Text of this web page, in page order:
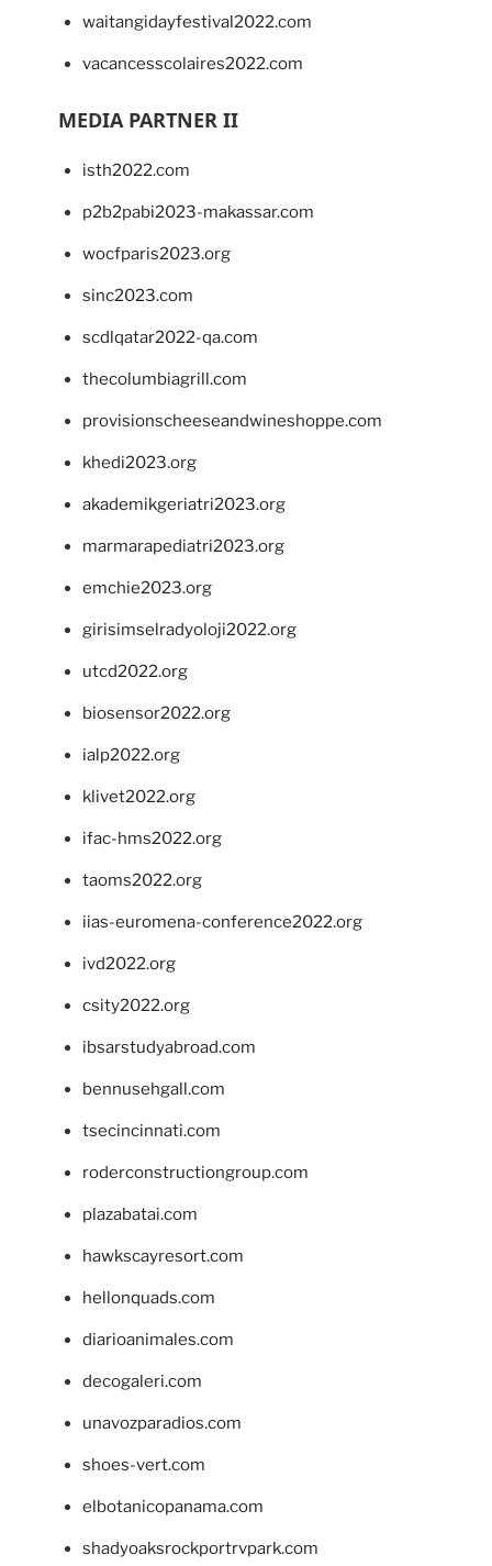
waitangidayfestival2022.com
vacancesscolaires2022.com
MEDIA PARTNER II
isth2022.com
p2b2pabi2023-makassar.com
wocfparis2023.org
sinc2023.com
scdlqatar2022-qa.com
thecolumbiagrill.com
provisionscheeseandwineshoppe.com
khedi2023.org
akademikgeriatri2023.org
marmarapediatri2023.org
emchie2023.org
girisimselradyoloji2022.org
utcd2022.org
biosensor2022.org
ialp2022.org
klivet2022.org
ifac-hms2022.org
taoms2022.org
iias-euromena-conference2022.org
ivd2022.org
csity2022.org
ibsarstudyabroad.com
bennusehgall.com
tsecincinnati.com
roderconstructiongroup.com
plazabatai.com
hawkscayresort.com
hellonquads.com
diarioanimales.com
decogaleri.com
unavozparadios.com
shoes-vert.com
elbotanicopanama.com
shadyoaksrockportrvpark.com